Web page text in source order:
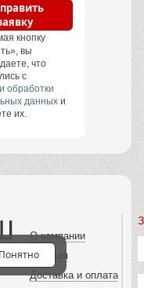
кнопку
вы
что
с
обработки
данных и
их.
О компании
Главная
Доставка и оплата
Понятно